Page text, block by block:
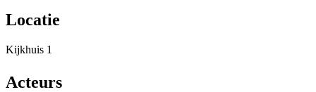
Locatie
Kijkhuis 1
Acteurs